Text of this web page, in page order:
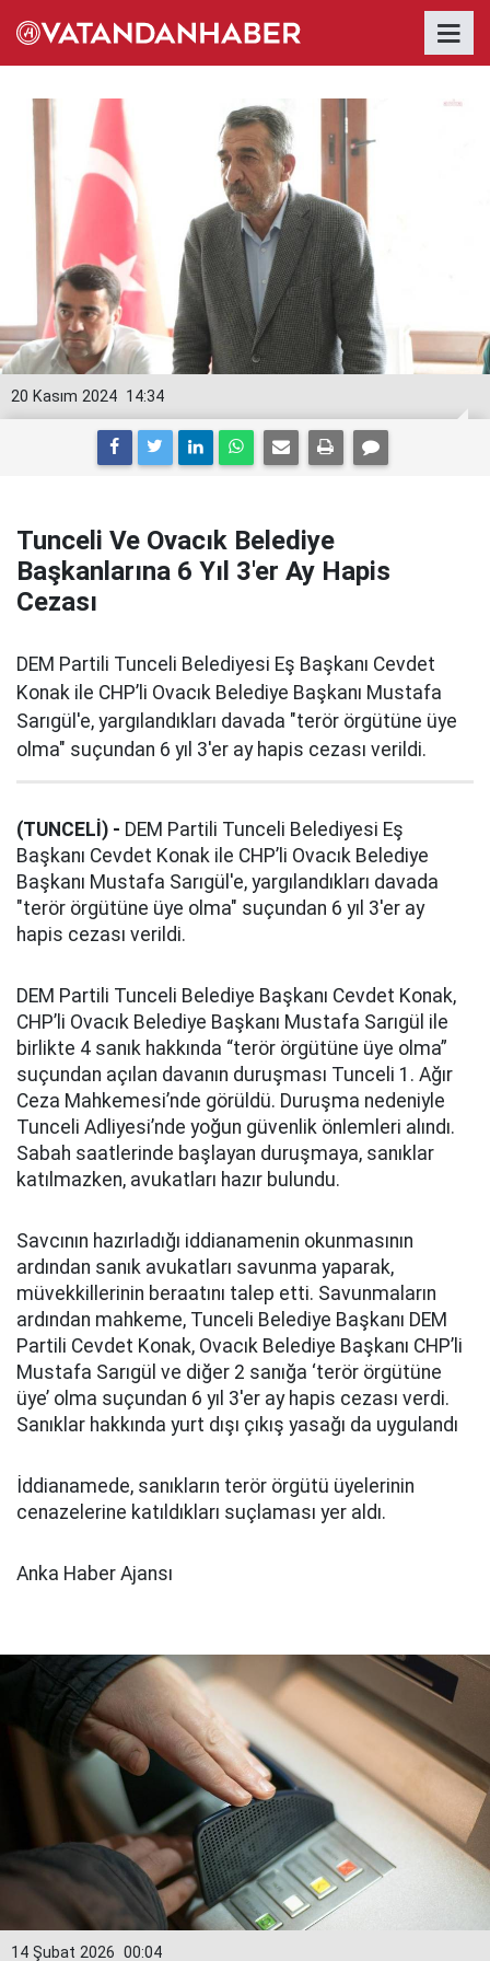
14:34
20 Kasım 2024
Tunceli Ve Ovacık Belediye
Başkanlarına 6 Yıl 3'er Ay Hapis
Cezası
DEM Partili Tunceli Belediyesi Eş Başkanı Cevdet
Konak ile CHP’li Ovacık Belediye Başkanı Mustafa
Sarıgül'e, yargılandıkları davada "terör örgütüne üye
olma" suçundan 6 yıl 3'er ay hapis cezası verildi.
(TUNCELİ) - DEM Partili Tunceli Belediyesi Eş
Başkanı Cevdet Konak ile CHP’li Ovacık Belediye
Başkanı Mustafa Sarıgül'e, yargılandıkları davada
"terör örgütüne üye olma" suçundan 6 yıl 3'er ay
hapis cezası verildi.
DEM Partili Tunceli Belediye Başkanı Cevdet Konak,
CHP’li Ovacık Belediye Başkanı Mustafa Sarıgül ile
birlikte 4 sanık hakkında “terör örgütüne üye olma”
suçundan açılan davanın duruşması Tunceli 1. Ağır
Ceza Mahkemesi’nde görüldü. Duruşma nedeniyle
Tunceli Adliyesi’nde yoğun güvenlik önlemleri alındı.
Sabah saatlerinde başlayan duruşmaya, sanıklar
katılmazken, avukatları hazır bulundu.
Savcının hazırladığı iddianamenin okunmasının
ardından sanık avukatları savunma yaparak,
müvekkillerinin beraatını talep etti. Savunmaların
ardından mahkeme, Tunceli Belediye Başkanı DEM
Partili Cevdet Konak, Ovacık Belediye Başkanı CHP’li
Mustafa Sarıgül ve diğer 2 sanığa ‘terör örgütüne
üye’ olma suçundan 6 yıl 3'er ay hapis cezası verdi.
Sanıklar hakkında yurt dışı çıkış yasağı da uygulandı
İddianamede, sanıkların terör örgütü üyelerinin
cenazelerine katıldıkları suçlaması yer aldı.
Anka Haber Ajansı
00:04
14 Şubat 2026